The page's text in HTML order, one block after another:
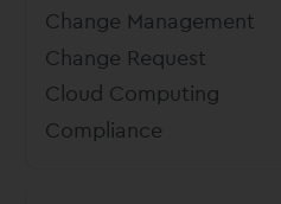
Change Management
Change Request
Cloud Computing
Compliance